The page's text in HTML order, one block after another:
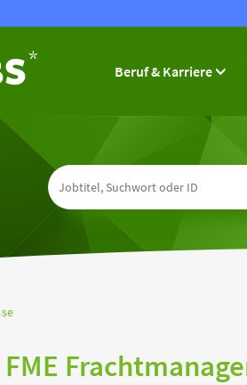
Beruf & Karriere